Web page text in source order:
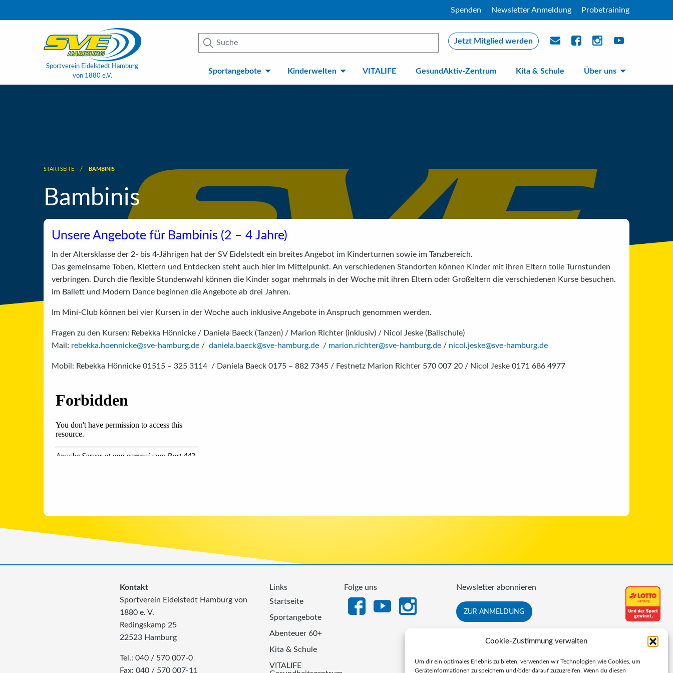
Cookie-Zustimmung verwalten
Um dir ein optimales Erlebnis zu bieten, verwenden wir Technologien wie Cookies, um
Geräteinformationen zu speichern und/oder darauf zuzugreifen. Wenn du diesen
Spenden Newsletter Anmeldung Probetraining
Sportverein Eidelstedt Hamburg
von 1880 e.V.
Jetzt Mitglied werden
Sportangebote Kinderwelten VITALIFE GesundAktiv-Zentrum Kita & Schule Über uns
STARTSEITE BAMBINIS
Bambinis
Unsere Angebote für Bambinis (2 – 4 Jahre)
In der Altersklasse der 2- bis 4-Jährigen hat der SV Eidelstedt ein breites Angebot im Kinderturnen sowie im Tanzbereich.
Das gemeinsame Toben, Klettern und Entdecken steht auch hier im Mittelpunkt. An verschiedenen Standorten können Kinder mit ihren Eltern tolle Turnstunden
verbringen. Durch die flexible Stundenwahl können die Kinder sogar mehrmals in der Woche mit ihren Eltern oder Großeltern die verschiedenen Kurse besuchen.
Im Ballett und Modern Dance beginnen die Angebote ab drei Jahren.
Im Mini-Club können bei vier Kursen in der Woche auch inklusive Angebote in Anspruch genommen werden.
Fragen zu den Kursen: Rebekka Hönnicke / Daniela Baeck (Tanzen) / Marion Richter (inklusiv) / Nicol Jeske (Ballschule)
Mail: rebekka.hoennicke@sve-hamburg.de / daniela.baeck@sve-hamburg.de / marion.richter@sve-hamburg.de / nicol.jeske@sve-hamburg.de
Mobil: Rebekka Hönnicke 01515 – 325 3114 / Daniela Baeck 0175 – 882 7345 / Festnetz Marion Richter 570 007 20 / Nicol Jeske 0171 686 4977
Kontakt
Sportverein Eidelstedt Hamburg von
1880 e. V.
Redingskamp 25
22523 Hamburg
Tel.: 040 / 570 007-0
Fax: 040 / 570 007-11
Links
Startseite
Sportangebote
Abenteuer 60+
Kita & Schule
VITALIFE
Folge uns Newsletter abonnieren
ZUR ANMELDUNG